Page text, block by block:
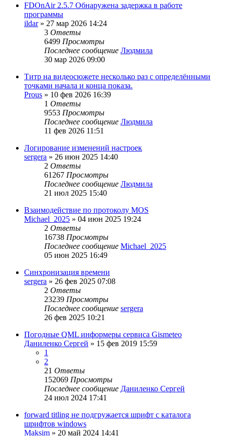
FDOnAir 2.5.7 Обнаружена задержка в работе
программы
ildar» 27 мар 2026 14:24
3 Ответы
6499 Просмотры
Последнее сообщение Людмила
30 мар 2026 09:00
Титр на видеосюжете несколько раз с определёнными
точками начала и конца показа.
Prous » 10 фев 2026 16:39
1 Ответы
9553 Просмотры
Последнее сообщение Людмила
11 фев 2026 11:51
Логирование изменений настроек
sergera » 26 июн 2025 14:40
2 Ответы
61267 Просмотры
Последнее сообщение Людмила
21 июл 2025 15:40
Взаимодействие по протоколу MOS
Michael_2025 » 04 июн 2025 19:24
2 Ответы
16738 Просмотры
Последнее сообщение Michael_2025
05 июн 2025 16:49
Синхронизация времени
sergera » 26 фев 2025 07:08
2 Ответы
23239 Просмотры
Последнее сообщение sergera
26 фев 2025 10:21
Погодные QML информеры сервиса Gismeteo
Даниленко Сергей » 15 фев 2019 15:59
1
2
21 Ответы
152069 Просмотры
Последнее сообщение Даниленко Сергей
24 июл 2024 17:41
forward titling не подгружается шрифт с каталога
шрифтов windows
Maksim » 20 май 2024 14:41